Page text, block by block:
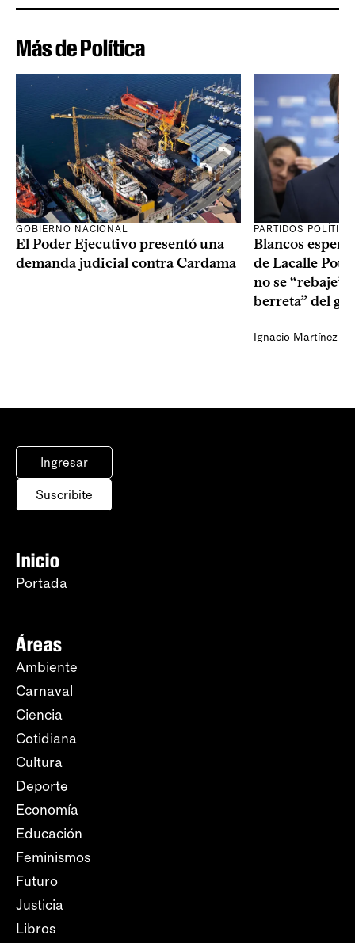
Más de Política
GOBIERNO NACIONAL
El Poder Ejecutivo presentó una
demanda judicial contra Cardama
PARTIDOS
Blancos
de Lacalle Pou
no se “rebaje”
berreta” del
Ignacio Martínez
Ingresar
Suscribite
Inicio
Portada
Áreas
Ambiente
Carnaval
Ciencia
Cotidiana
Cultura
Deporte
Economía
Educación
Feminismos
Futuro
Justicia
Libros